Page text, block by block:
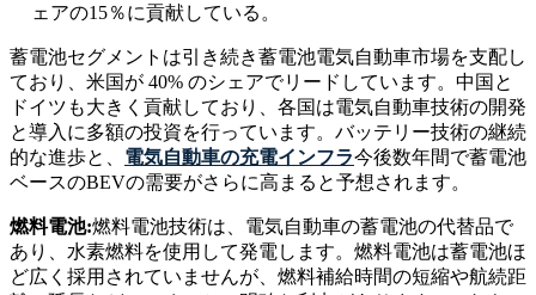
ェアの15％に貢献している。
蓄電池セグメントは引き続き蓄電池電気自動車市場を支配し
ており、米国が 40% のシェアでリードしています。中国と
ドイツも大きく貢献しており、各国は電気自動車技術の開発
と導入に多額の投資を行っています。バッテリー技術の継続
的な進歩と、 電気自動車の充電インフラ今後数年間で蓄電池
ベースのBEVの需要がさらに高まると予想されます。
燃料電池:燃料電池技術は、電気自動車の蓄電池の代替品で
あり、水素燃料を使用して発電します。燃料電池は蓄電池ほ
ど広く採用されていませんが、燃料補給時間の短縮や航続距